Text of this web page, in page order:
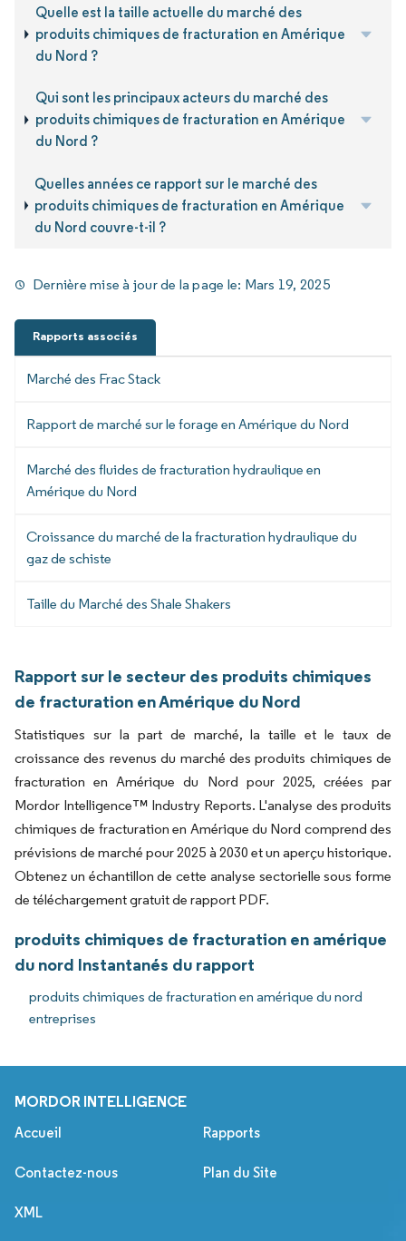
Quelle est la taille actuelle du marché des
produits chimiques de fracturation en Amérique
du Nord ?
Qui sont les principaux acteurs du marché des
produits chimiques de fracturation en Amérique
du Nord ?
Quelles années ce rapport sur le marché des
produits chimiques de fracturation en Amérique
du Nord couvre-t-il ?
Dernière mise à jour de la page le: Mars 19, 2025
Rapports associés
Marché des Frac Stack
Rapport de marché sur le forage en Amérique du Nord
Marché des fluides de fracturation hydraulique en
Amérique du Nord
Croissance du marché de la fracturation hydraulique du
gaz de schiste
Taille du Marché des Shale Shakers
Rapport sur le secteur des produits chimiques
de fracturation en Amérique du Nord
Statistiques sur la part de marché, la taille et le taux de
croissance des revenus du marché des produits chimiques de
fracturation en Amérique du Nord pour 2025, créées par
Mordor Intelligence™ Industry Reports. L'analyse des produits
chimiques de fracturation en Amérique du Nord comprend des
prévisions de marché pour 2025 à 2030 et un aperçu historique.
Obtenez un échantillon de cette analyse sectorielle sous forme
de téléchargement gratuit de rapport PDF.
produits chimiques de fracturation en amérique
du nord Instantanés du rapport
produits chimiques de fracturation en amérique du nord
entreprises
MORDOR INTELLIGENCE
Accueil Rapports
Contactez-nous Plan du Site
XML